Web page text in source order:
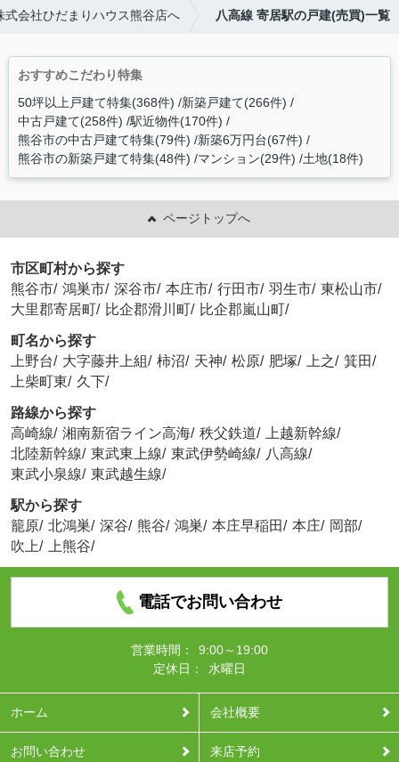
会社ひだまりハウス熊谷店へ 八高線 寄居駅の戸建(売買)一覧
おすすめこだわり特集
50坪以上戸建て特集(368件) 新築戸建て(266件)
中古戸建て(258件) 駅近物件(170件)
熊谷市の中古戸建て特集(79件) 新築6万円台(67件)
熊谷市の新築戸建て特集(48件) マンション(29件) 土地(18件)
ページトップへ
市区町村から探す
熊谷市/ 鴻巣市/ 深谷市/ 本庄市/ 行田市/ 羽生市/ 東松山市/
大里郡寄居町/ 比企郡滑川町/ 比企郡嵐山町/
町名から探す
上野台/ 大字藤井上組/ 柿沼/ 天神/ 松原/ 肥塚/ 上之/ 箕田/
上柴町東/ 久下/
路線から探す
高崎線/ 湘南新宿ライン高海/ 秩父鉄道/ 上越新幹線/
北陸新幹線/ 東武東上線/ 東武伊勢崎線/ 八高線/
東武小泉線/ 東武越生線/
駅から探す
籠原/ 北鴻巣/ 深谷/ 熊谷/ 鴻巣/ 本庄早稲田/ 本庄/ 岡部/
吹上/ 上熊谷/
電話でお問い合わせ
営業時間：
9:00～19:00
定休日：
水曜日
ホーム 会社概要
お問い合わせ 来店予約